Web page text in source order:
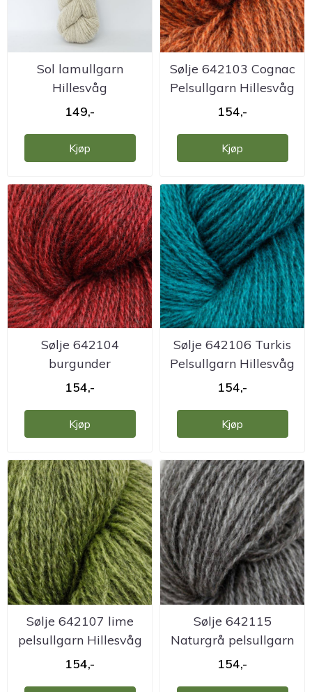
Sol lamullgarn
Hillesvåg
Ullvarefabrikk
149,-
Kjøp
Sølje 642103 Cognac
Pelsullgarn Hillesvåg
154,-
Kjøp
Sølje 642104
burgunder
Pelsullgarn Hillesvåg
154,-
Kjøp
Sølje 642106 Turkis
Pelsullgarn Hillesvåg
154,-
Kjøp
Sølje 642107 lime
pelsullgarn Hillesvåg
154,-
Sølje 642115
Naturgrå pelsullgarn
Hillesvåg
154,-